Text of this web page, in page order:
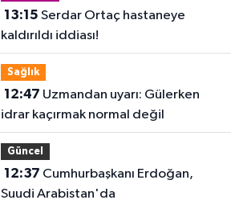
13:15
kaldırıldı iddiası!
Sağlık
12:47
idrar kaçırmak normal değil
Güncel
12:37
Suudi Arabistan'da